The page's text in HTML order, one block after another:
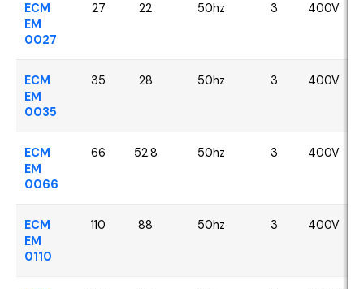
ECM
EM
0027
27 22 50hz 3 400V
ECM
EM
0035
35 28 50hz 3 400V
ECM
EM
0066
66 52.8 50hz 3 400V
ECM
EM
0110
110 88 50hz 3 400V